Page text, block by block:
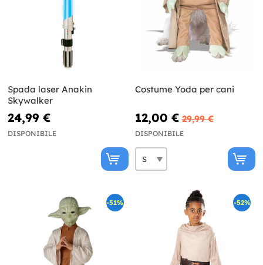
Spada laser Anakin
Skywalker
24,99 €
DISPONIBILE
Costume Yoda per cani
12,00 € 29,99 €
DISPONIBILE
-51% -52%